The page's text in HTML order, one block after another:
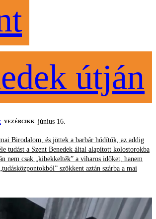
útján
VEZÉRCIKK június 16.
Birodalom, és jöttek a barbár hódítók, az addig
tudást a Szent Benedek által alapított kolostorokba
nem csak „kibekkelték” a viharos időket, hanem
szökkent aztán szárba a mai